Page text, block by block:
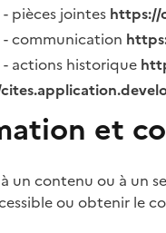
pièces jointes https://
communication
actions historique
et
à un contenu ou à
ou obtenir le